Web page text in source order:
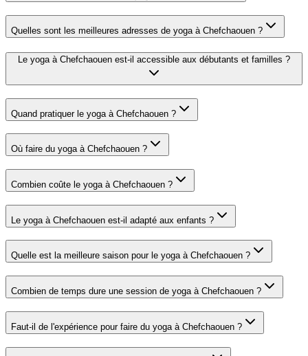
Quelles sont les meilleures adresses de yoga à Chefchaouen ?
Le yoga à Chefchaouen est-il accessible aux débutants et familles ?
Quand pratiquer le yoga à Chefchaouen ?
Où faire du yoga à Chefchaouen ?
Combien coûte le yoga à Chefchaouen ?
Le yoga à Chefchaouen est-il adapté aux enfants ?
Quelle est la meilleure saison pour le yoga à Chefchaouen ?
Combien de temps dure une session de yoga à Chefchaouen ?
Faut-il de l'expérience pour faire du yoga à Chefchaouen ?